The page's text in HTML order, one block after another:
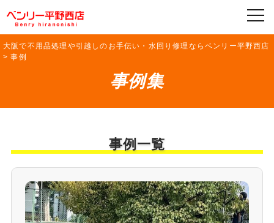
大阪で不用品処理や引越しのお手伝い・水回り修理ならベンリー平野西店
>事例
事例集
事例一覧